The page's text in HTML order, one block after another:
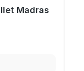
Madras